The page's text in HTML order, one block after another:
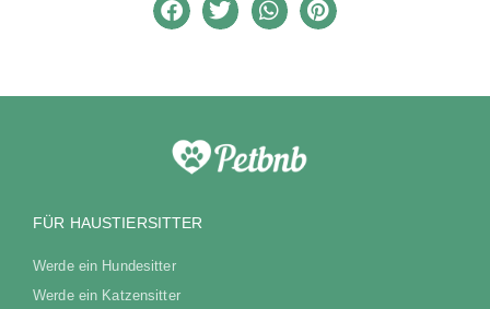
FÜR HAUSTIERSITTER
Werde ein Hundesitter
Werde ein Katzensitter